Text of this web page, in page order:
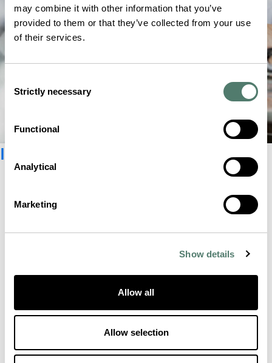
may combine it with other information that you’ve
provided to them or that they’ve collected from your use
of their services.
Selection
Strictly necessary
Functional
Analytical
Marketing
Show details
Allow all
Allow selection
Iscriviti alla newsletter